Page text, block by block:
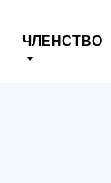
ЧЛЕНСТВО